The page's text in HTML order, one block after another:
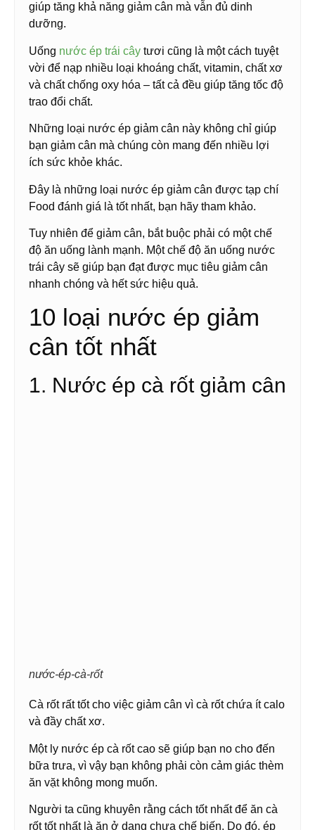
giúp tăng khả năng giảm cân mà vẫn đủ dinh
dưỡng.
Uống nước ép trái cây tươi cũng là một cách tuyệt
vời để nạp nhiều loại khoáng chất, vitamin, chất xơ
và chất chống oxy hóa – tất cả đều giúp tăng tốc độ
trao đổi chất.
Những loại nước ép giảm cân này không chỉ giúp
bạn giảm cân mà chúng còn mang đến nhiều lợi
ích sức khỏe khác.
Đây là những loại nước ép giảm cân được tạp chí
Food đánh giá là tốt nhất, bạn hãy tham khảo.
Tuy nhiên để giảm cân, bắt buộc phải có một chế
độ ăn uống lành mạnh. Một chế độ ăn uống nước
trái cây sẽ giúp bạn đạt được mục tiêu giảm cân
nhanh chóng và hết sức hiệu quả.
10 loại nước ép giảm
cân tốt nhất
1. Nước ép cà rốt giảm cân
nước-ép-cà-rốt
Cà rốt rất tốt cho việc giảm cân vì cà rốt chứa ít calo
và đầy chất xơ.
Một ly nước ép cà rốt cao sẽ giúp bạn no cho đến
bữa trưa, vì vậy bạn không phải còn cảm giác thèm
ăn vặt không mong muốn.
Người ta cũng khuyên rằng cách tốt nhất để ăn cà
rốt tốt nhất là ăn ở dạng chưa chế biến. Do đó, ép